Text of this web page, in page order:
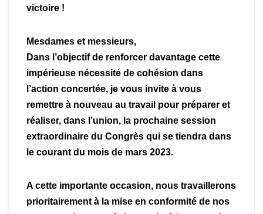
victoire !
Mesdames et messieurs,
Dans l’objectif de renforcer davantage cette
impérieuse nécessité de cohésion dans
l’action concertée, je vous invite à vous
remettre à nouveau au travail pour préparer et
réaliser, dans l’union, la prochaine session
extraordinaire du Congrès qui se tiendra dans
le courant du mois de mars 2023.
A cette importante occasion, nous travaillerons
prioritairement à la mise en conformité de nos